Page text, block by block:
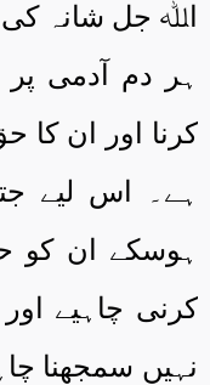
ﷲ جل شانہ کی
ہر دم آدمی پر
کرنا اور ان کا
ہے۔ اس لیے
ہوسکے ان کو
کرنی چاہیے
نہیں سمجھنا